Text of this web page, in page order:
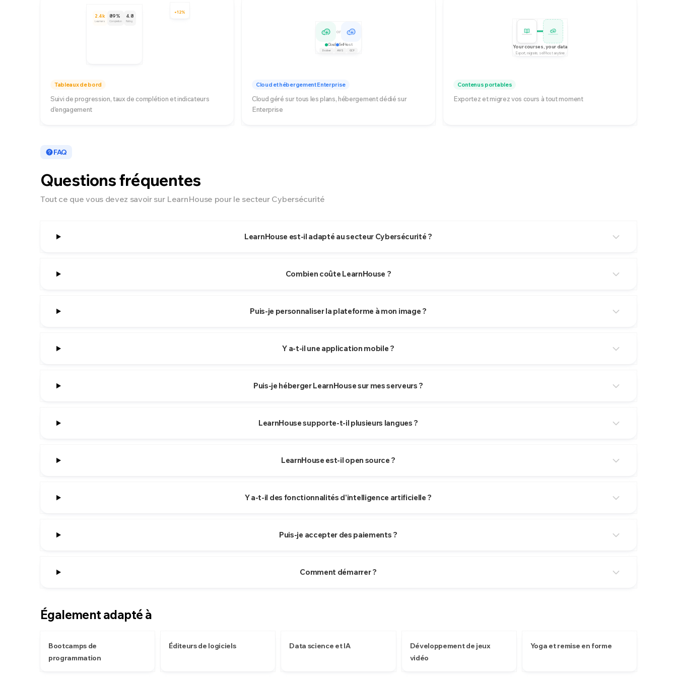
2.4k
Learners
89%
Completion
4.8
Rating
+12%
Tableaux de bord
Suivi de progression, taux de complétion et indicateurs
d'engagement
or
Cloud Self-host
Docker AWS GCP
Cloud et hébergement Enterprise
Cloud géré sur tous les plans, hébergement dédié sur
Enterprise
Your courses, your data
Export, migrate, self-host anytime
Contenus portables
Exportez et migrez vos cours à tout moment
FAQ
Questions fréquentes
Tout ce que vous devez savoir sur LearnHouse pour le secteur Cybersécurité
LearnHouse est-il adapté au secteur Cybersécurité ?
Combien coûte LearnHouse ?
Puis-je personnaliser la plateforme à mon image ?
Y a-t-il une application mobile ?
Puis-je héberger LearnHouse sur mes serveurs ?
LearnHouse supporte-t-il plusieurs langues ?
LearnHouse est-il open source ?
Y a-t-il des fonctionnalités d'intelligence artificielle ?
Puis-je accepter des paiements ?
Comment démarrer ?
Également adapté à
Bootcamps de
programmation
Éditeurs de logiciels Data science et IA
Développement de jeux
vidéo
Yoga et remise en forme